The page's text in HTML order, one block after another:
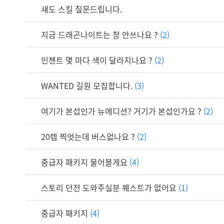
섀도 스킬 질문드립니다.
지금 드래곤나이트는 창 안쓰나요 ? (2)
인첸트 몇 마다 색이 달라지나요 ? (2)
WANTED 길원 모집합니다. (3)
여기가 본섭인가 뉴에디션? 거기가 본섭인가요 ? (2)
20렙 찍엇는데 버스없나요 ? (2)
중급자 패키지 물어볼게요 (4)
스토리 던전 도와주실분 퀘스트가 없어요 (1)
중급자 패키지 (4)